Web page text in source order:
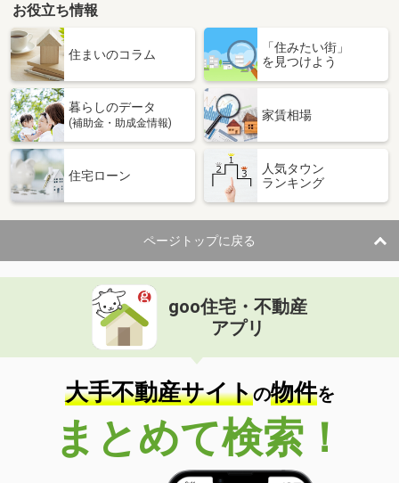
香川県高松市香川町大野
価 格
4.30万円
香川県高松市香川町大野
専有面積 46.92m²
間取り
香川県高松市木太町
住 所
香川県高松市木太町
専有面積 50.12m²
間取り
2LDK
香川県善通寺市大麻町
価 格
住 所
香川県善通寺市大麻町
専有面積 55.2m²
間取り
2LDK
香川県高松市十川東町
価 格
4.75万円
香川県高松市十川東町
お役立ち情報
住まいのコラム
「住みたい街」
を見つけよう
暮らしのデータ
(補助金・助成金情報)
家賃相場
住宅ローン
人気タウン
ランキング
ページトップに戻る
goo住宅・不動産
アプリ
大手不動産サイトの物件を
まとめて検索！